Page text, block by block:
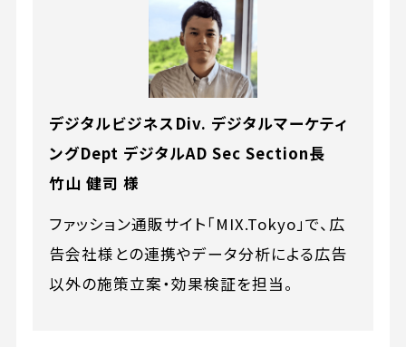
デジタルビジネスDiv. デジタルマーケティ
ングDept デジタルAD Sec Section長
竹山 健司 様
ファッション通販サイト「MIX.Tokyo」で、広
告会社様との連携やデータ分析による広告
以外の施策立案・効果検証を担当。